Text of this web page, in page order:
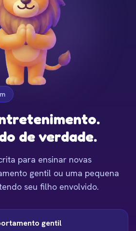
de verdade.
para ensinar novas
gentil ou uma pequena
seu filho envolvido.
gentil